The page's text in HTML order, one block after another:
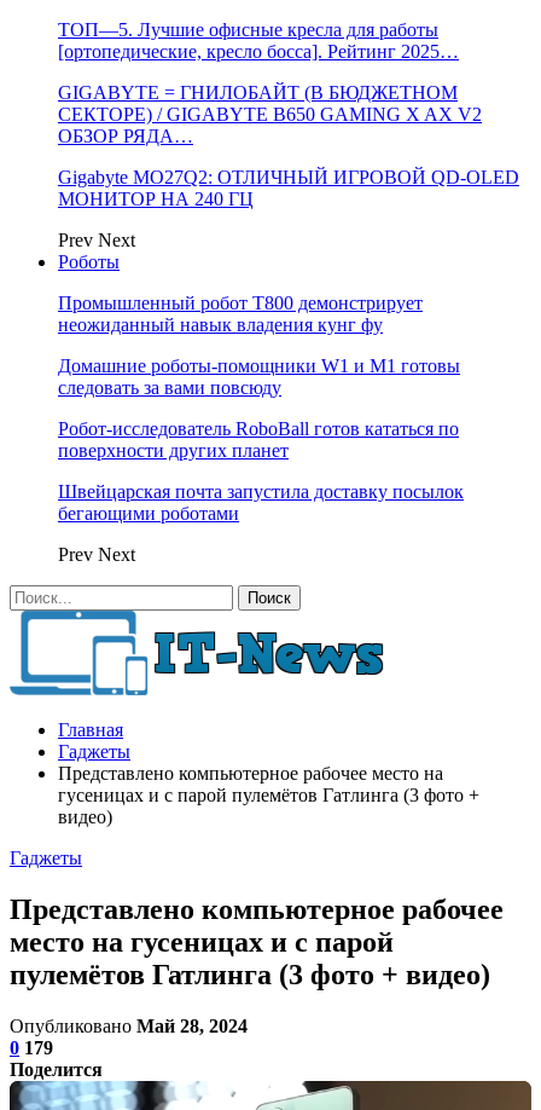
ТОП—5. Лучшие офисные кресла для работы
[ортопедические, кресло босса]. Рейтинг 2025…
GIGABYTE = ГНИЛОБАЙТ (В БЮДЖЕТНОМ
СЕКТОРЕ) / GIGABYTE B650 GAMING X AX V2
ОБЗОР РЯДА…
Gigabyte MO27Q2: ОТЛИЧНЫЙ ИГРОВОЙ QD-OLED
МОНИТОР НА 240 ГЦ
Prev Next
Роботы
Промышленный робот Т800 демонстрирует
неожиданный навык владения кунг фу
Домашние роботы-помощники W1 и M1 готовы
следовать за вами повсюду
Робот-исследователь RoboBall готов кататься по
поверхности других планет
Швейцарская почта запустила доставку посылок
бегающими роботами
Prev Next
Главная
Гаджеты
Представлено компьютерное рабочее место на
гусеницах и с парой пулемётов Гатлинга (3 фото +
видео)
Гаджеты
Представлено компьютерное рабочее
место на гусеницах и с парой
пулемётов Гатлинга (3 фото + видео)
Опубликовано Май 28, 2024
0 179
Поделится